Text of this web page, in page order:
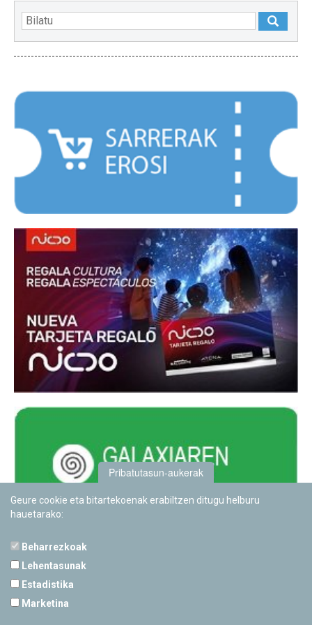
Pribatutasun-aukerak
Geure cookie eta bitartekoenak erabiltzen ditugu helburu
hauetarako:
Beharrezkoak
Lehentasunak
Estadistika
Marketina